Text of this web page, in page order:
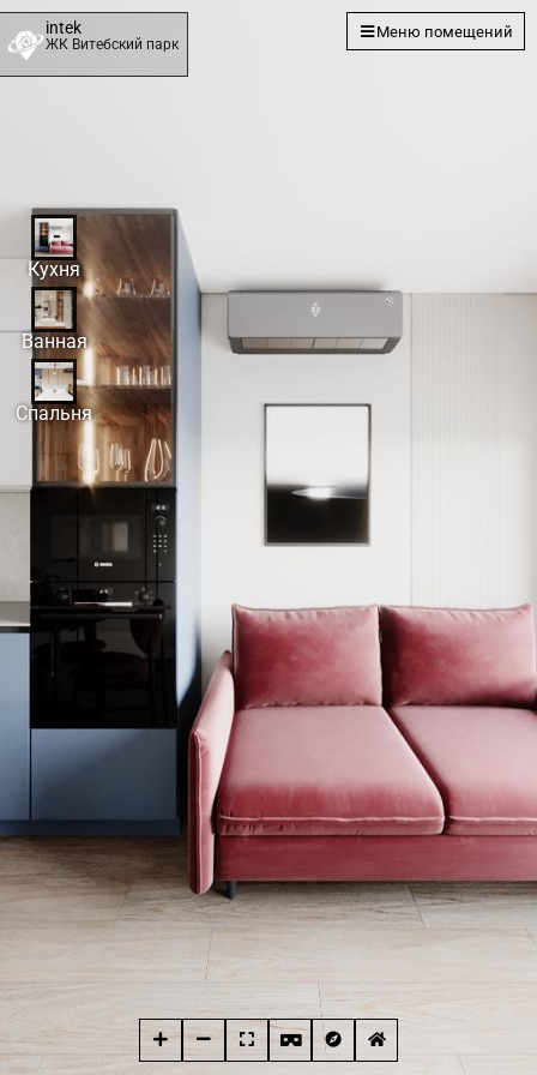
intek
ЖК Витебский парк
Меню помещений
Кухня
Ванная
Спальня